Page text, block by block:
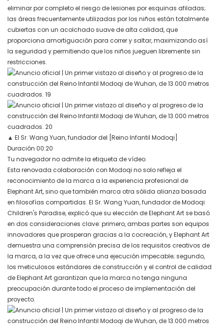
eliminar por completo el riesgo de lesiones por esquinas afiladas;
las áreas frecuentemente utilizadas por los niños están totalmente
cubiertas con un acolchado suave de alta calidad, que
proporciona amortiguación para correr y saltar, maximizando así
la seguridad y permitiendo que los niños jueguen libremente sin
restricciones.
▲ El Sr. Wang Yuan, fundador del [Reino Infantil Modoqi]
Duración 00:20
Tu navegador no admite la etiqueta de vídeo.
Esta renovada colaboración con Modoqi no solo refleja el
reconocimiento de la marca a la experiencia profesional de
Elephant Art, sino que también marca otra sólida alianza basada
en filosofías compartidas. El Sr. Wang Yuan, fundador de Modoqi
Children's Paradise, explicó que su elección de Elephant Art se basó
en dos consideraciones clave: primero, ambas partes son equipos
innovadores que prosperan gracias a la cocreación, y Elephant Art
demuestra una comprensión precisa de los requisitos creativos de
la marca, a la vez que ofrece una ejecución impecable; segundo,
los meticulosos estándares de construcción y el control de calidad
de Elephant Art garantizan que la marca no tenga ninguna
preocupación durante todo el proceso de implementación del
proyecto.